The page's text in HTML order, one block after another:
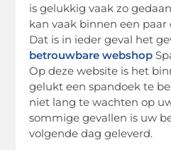
is gelukkig vaak zo
kan vaak binnen een
Dat is in ieder geval het
betrouwbare webshop
Op deze website is het
gelukt een spandoek te
niet lang te wachten op
sommige gevallen is uw
volgende dag geleverd.